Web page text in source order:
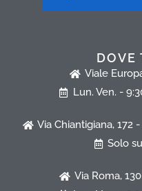
DOVE
Viale
Lun. Ven. -
Via Chiantigiana, 172
Solo
Via Roma,